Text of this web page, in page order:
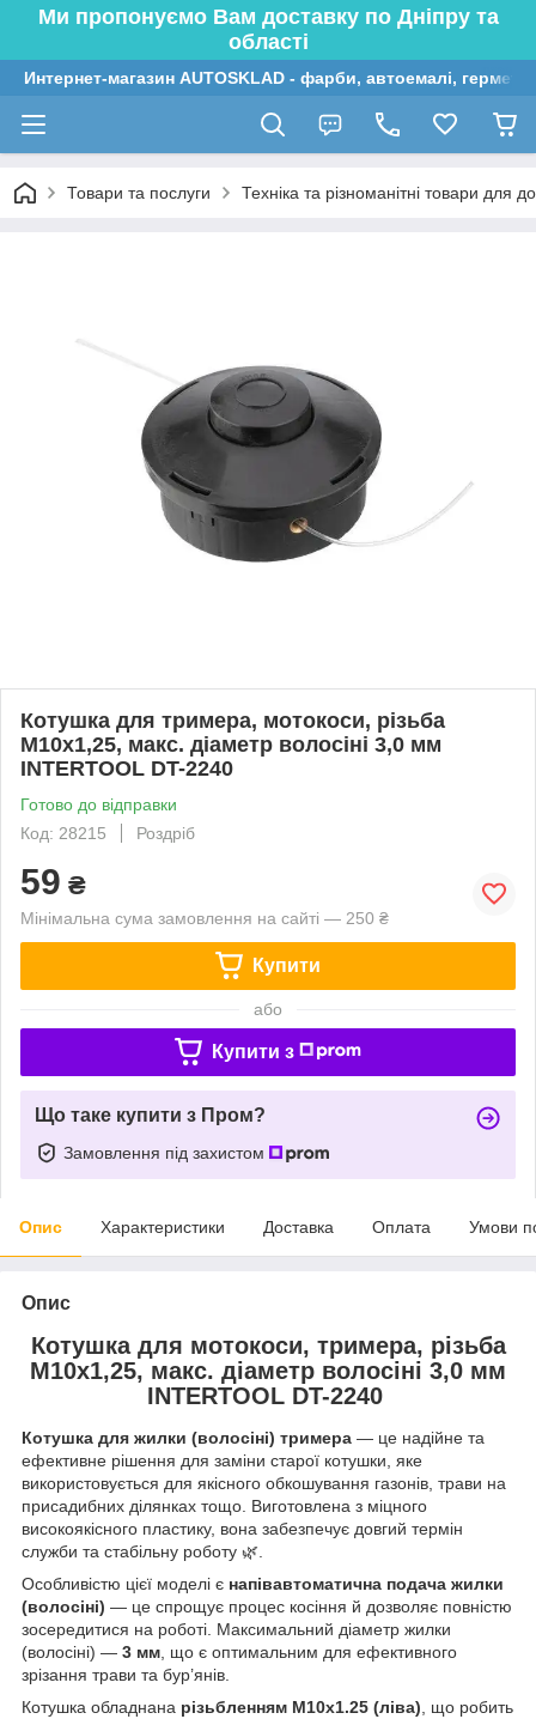
Ми пропонуємо Вам доставку по Дніпру та
області
Интернет-магазин AUTOSKLAD - фарби, автоемалі,
Товари та послуги Техніка та різноманітні товари для
Котушка для тримера, мотокоси, різьба
М10х1,25, макс. діаметр волосіні 3,0 мм
INTERTOOL DT-2240
Готово до відправки
Код: 28215
Роздріб
59 ₴
Мінімальна сума замовлення на сайті — 250 ₴
Купити
або
Купити з
Що таке купити з Пром?
Замовлення під захистом
Опис Характеристики Доставка Оплата Умови
Опис
Котушка для мотокоси, тримера, різьба
М10х1,25, макс. діаметр волосіні 3,0 мм
INTERTOOL DT-2240
Котушка для жилки (волосіні) тримера — це надійне та
ефективне рішення для заміни старої котушки, яке
використовується для якісного обкошування газонів, трави на
присадибних ділянках тощо. Виготовлена з міцного
високоякісного пластику, вона забезпечує довгий термін
служби та стабільну роботу 🌿.
Особливістю цієї моделі є напівавтоматична подача жилки
(волосіні) — це спрощує процес косіння й дозволяє повністю
зосередитися на роботі. Максимальний діаметр жилки
(волосіні) — 3 мм, що є оптимальним для ефективного
зрізання трави та бур’янів.
Котушка обладнана різьбленням М10х1.25 (ліва), що робить